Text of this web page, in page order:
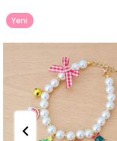
Yeni